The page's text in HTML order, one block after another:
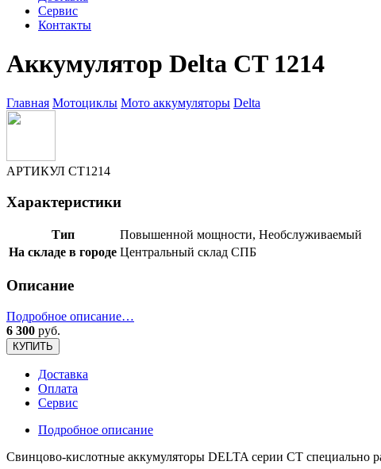
Сервис
Контакты
Аккумулятор Delta CT 1214
Главная Мотоциклы Мото аккумуляторы Delta
АРТИКУЛ CT1214
Характеристики
Тип
Повышенной мощности, Необслуживаемый
На складе в городе Центральный склад СПБ
Описание
Подробное описание…
6 300 руб.
КУПИТЬ
Доставка
Оплата
Сервис
Подробное описание
Свинцово-кислотные аккумуляторы DELTA серии CT специально